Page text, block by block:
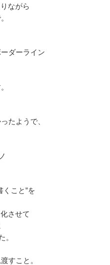
ながら
ダーライン
たようで、
くこと”を
させて
。
すこと。